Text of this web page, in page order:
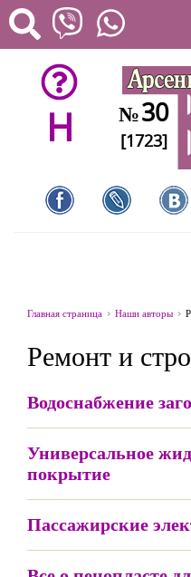
H №30
[1723]
Главная страница Наши авторы
Ремонт и
Водоснабжение
Универсальное
покрытие
Пассажирские